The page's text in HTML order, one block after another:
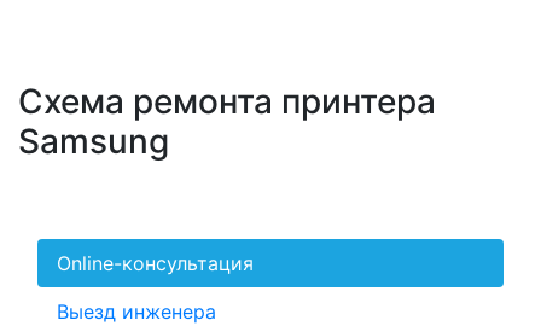
Схема ремонта принтера
Samsung
Online-консультация
Выезд инженера